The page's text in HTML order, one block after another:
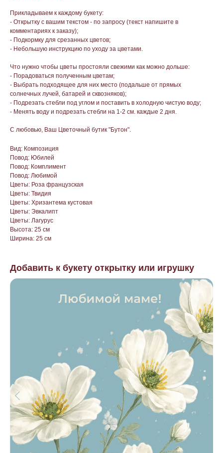
Прикладываем к каждому букету:
- Открытку с вашим текстом - по запросу (текст напишите в
комментариях к заказу);
- Подкормку для срезанных цветов;
- Небольшую инструкцию по уходу за цветами.
Что нужно чтобы цветы простояли свежими как можно дольше:
- Порадоваться полученным цветам;
- Выбрать подходящее для них место (подальше от прямых
солнечных лучей, батарей и сквозняков);
- Подрезать стебли под углом и поставить в холодную чистую воду;
- Менять воду и подрезать стебли на 1-2 см. каждые 2 дня.
С любовью, Ваш Цветочный бутик "Бутон".
Вид: Композиция
Повод: Юбилей
Повод: Комплимент
Повод: Любимой
Цветы: Роза французская
Цветы: Твидия
Цветы: Хризантема кустовая
Цветы: Эвкалипт
Цветы: Лагурус
Высота: 25 см
Ширина: 25 см
Добавить к букету открытку или игрушку